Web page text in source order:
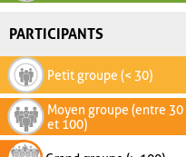
PARTICIPANTS
Petit groupe (< 30)
Moyen groupe (entre 30
et 100)